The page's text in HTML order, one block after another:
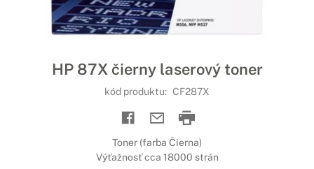
HP 87X čierny laserový toner
kód produktu: CF287X
Toner (farba Čierna)
Výťažnosť cca 18000 strán